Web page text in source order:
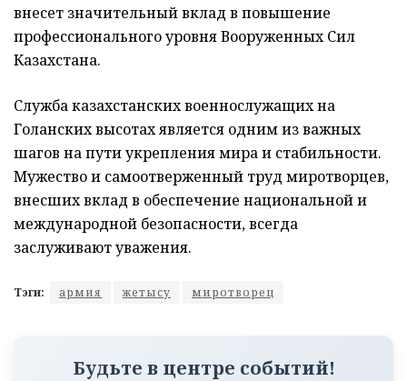
внесет значительный вклад в повышение
профессионального уровня Вооруженных Сил
Казахстана.
Служба казахстанских военнослужащих на
Голанских высотах является одним из важных
шагов на пути укрепления мира и стабильности.
Мужество и самоотверженный труд миротворцев,
внесших вклад в обеспечение национальной и
международной безопасности, всегда
заслуживают уважения.
Тэги: армия жетысу миротворец
Будьте в центре событий!